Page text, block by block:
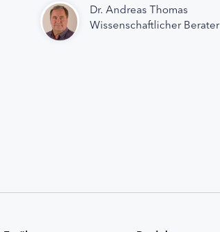
Dr. Andreas Thomas
Wissenschaftlicher Berater